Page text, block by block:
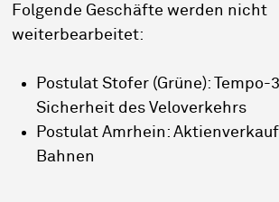
Folgende Geschäfte werden nicht
weiterbearbeitet:
Postulat Stofer (Grüne): Tempo-
Sicherheit des Veloverkehrs
Postulat Amrhein:
Bahnen